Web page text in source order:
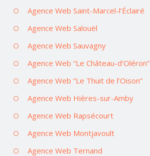
Agence Web Saint-Marcel-l’Éclairé
Agence Web Salouël
Agence Web Sauvagny
Agence Web “Le Château-d’Oléron”
Agence Web “Le Thuit de l’Oison”
Agence Web Hières-sur-Amby
Agence Web Rapsécourt
Agence Web Montjavoult
Agence Web Ternand